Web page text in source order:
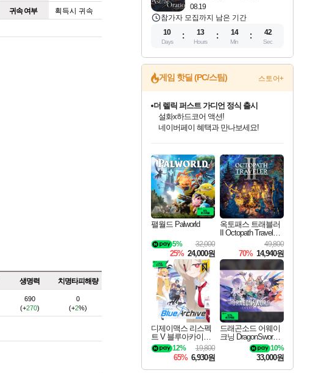
귀속 여부 획득시 귀속
생명력 치명타피해량
690
(+270)
0
(+2%)
08.19
참가자 모집까지 남은 기간
10
Days
13
Hours
14
Min
41
Sec
게임 핫딜 (PC/스팀) 스토어+
최대 90% 할인가를 만나보세요!
네이버혜택과 함께 만나보세요!
50%할인&추가 적립까지!
네이버 포인트 혜택까지!
이니&베니 혜택까지!
네이버 혜택가와 함께 예약하세요!
할인&네이버혜택으로 만나보세요!
더 렐릭 퍼스트 가디언 정식 출시
설화x하드코어 액션!
네이버페이 혜택과 만나보세요!
40주년 프로모션으로 만나보세요!
할인가에 만나보세요!
일부 에디션 상시 할인!
혜택으로 예약 판매 중
편안하게 충전하세요
팰월드 Palworld
32,000
5%
25% 24,000원
옥토패스 트래블러
II Octopath Traveler I
49,800
70% 14,940원
디제이맥스 리스펙
트 V 블루아카이브
팩 DJMAX RESPE
CT V Blue Archive P
ack DLC
19,800
12%
65% 6,930원
드래곤소드 어웨이
크닝 DragonSword A
10%
33,000원